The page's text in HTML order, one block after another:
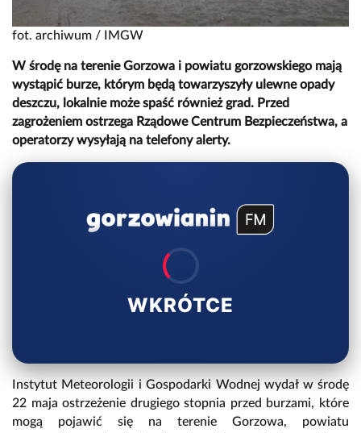
fot. archiwum / IMGW
W środę na terenie Gorzowa i powiatu gorzowskiego mają
wystąpić burze, którym będą towarzyszyły ulewne opady
deszczu, lokalnie może spaść również grad. Przed
zagrożeniem ostrzega Rządowe Centrum Bezpieczeństwa, a
operatorzy wysyłają na telefony alerty.
WKRÓTCE
Instytut Meteorologii i Gospodarki Wodnej wydał w środę
22 maja ostrzeżenie drugiego stopnia przed burzami, które
mogą pojawić się na terenie Gorzowa, powiatu